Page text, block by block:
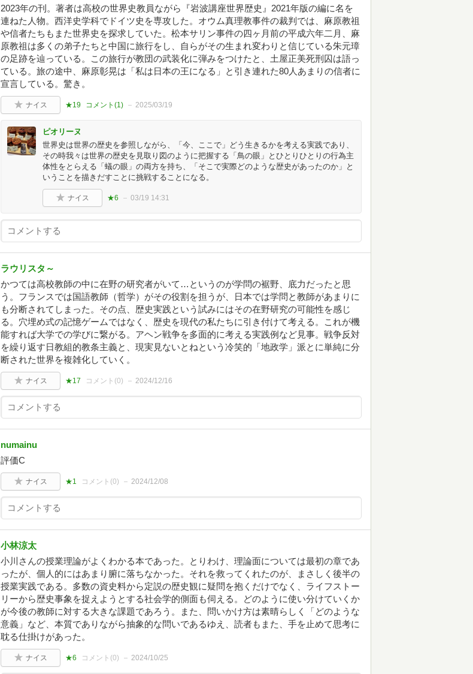
2023年の刊。著者は高校の世界史教員ながら『岩波講座世界歴史』2021年版の編に名を
連ねた人物。西洋史学科でドイツ史を専攻した。オウム真理教事件の裁判では、麻原教祖
や信者たちもまた世界史を探求していた。松本サリン事件の四ヶ月前の平成六年二月、麻
原教祖は多くの弟子たちと中国に旅行をし、自らがその生まれ変わりと信じている朱元璋
の足跡を辿っている。この旅行が教団の武装化に弾みをつけたと、土屋正美死刑囚は語っ
ている。旅の途中、麻原彰晃は「私は日本の王になる」と引き連れた80人あまりの信者に
宣言している。驚き。
ナイス ★19 コメント(1) 2025/03/19
ピオリーヌ
世界史は世界の歴史を参照しながら、「今、ここで」どう生きるかを考える実践であり、
その時我々は世界の歴史を見取り図のように把握する「鳥の眼」とひとりひとりの行為主
体性をとらえる「蟻の眼」の両方を持ち、「そこで実際どのような歴史があったのか」と
いうことを描きだすことに挑戦することになる。
ナイス ★6 03/19 14:31
ラウリスタ～
かつては高校教師の中に在野の研究者がいて…というのが学問の裾野、底力だったと思
う。フランスでは国語教師（哲学）がその役割を担うが、日本では学問と教師があまりに
も分断されてしまった。その点、歴史実践という試みにはその在野研究の可能性を感じ
る。穴埋め式の記憶ゲームではなく、歴史を現代の私たちに引き付けて考える。これが機
能すれば大学での学びに繋がる。アヘン戦争を多面的に考える実践例など見事。戦争反対
を繰り返す日教組的教条主義と、現実見ないとねという冷笑的「地政学」派とに単純に分
断された世界を複雑化していく。
ナイス ★17 コメント(0) 2024/12/16
numainu
評価C
ナイス ★1 コメント(0) 2024/12/08
小林涼太
小川さんの授業理論がよくわかる本であった。とりわけ、理論面については最初の章であ
ったが、個人的にはあまり腑に落ちなかった。それを救ってくれたのが、まさしく後半の
授業実践である。多数の資史料から定説の歴史観に疑問を抱くだけでなく、ライフストー
リーから歴史事象を捉えようとする社会学的側面も伺える。どのように使い分けていくか
が今後の教師に対する大きな課題であろう。また、問いかけ方は素晴らしく「どのような
意義」など、本質でありながら抽象的な問いであるゆえ、読者もまた、手を止めて思考に
耽る仕掛けがあった。
ナイス ★6 コメント(0) 2024/10/25